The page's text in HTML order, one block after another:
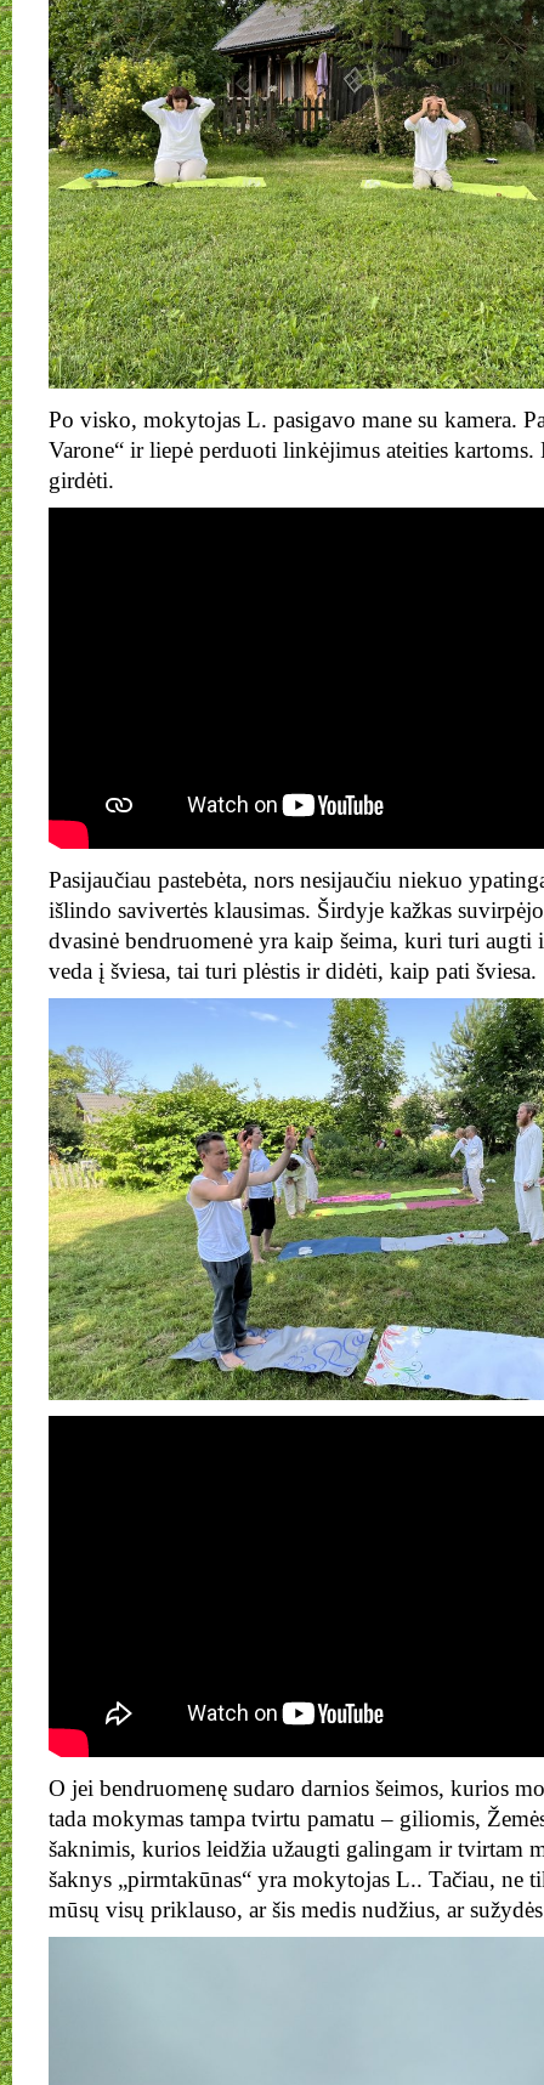
Po visko, mokytojas L. pasigavo mane su kamera.
Varone“ ir liepė perduoti linkėjimus ateities kartoms.
girdėti.
Pasijaučiau pastebėta, nors nesijaučiu niekuo
išlindo savivertės klausimas. Širdyje kažkas
dvasinė bendruomenė yra kaip šeima, kuri turi augti
veda į šviesa, tai turi plėstis ir didėti, kaip pati šviesa.
O jei bendruomenę sudaro darnios šeimos, kurios
tada mokymas tampa tvirtu pamatu – giliomis,
šaknimis, kurios leidžia užaugti galingam ir tvirtam
šaknys „pirmtakūnas“ yra mokytojas L.. Tačiau, ne
mūsų visų priklauso, ar šis medis nudžius, ar